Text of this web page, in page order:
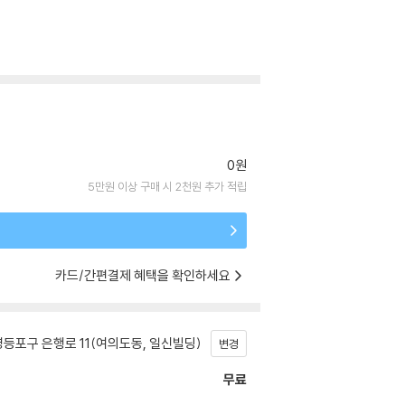
0원
5만원 이상 구매 시 2천원 추가 적립
카드/간편결제 혜택을 확인하세요
포구 은행로 11(여의도동, 일신빌딩) 변경
무료